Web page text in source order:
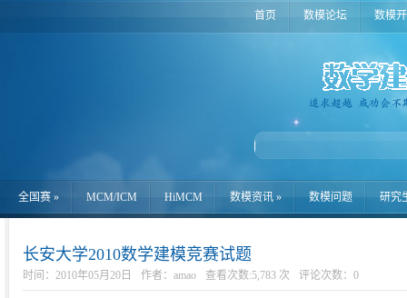
首页 数模论坛 数模
全国赛 » MCM/ICM HiMCM 数模资讯 » 数模问题 研究
长安大学2010数学建模竞赛试题
时间：2010年05月20日 作者：amao 查看次数:5,783 次 评论次数： 0